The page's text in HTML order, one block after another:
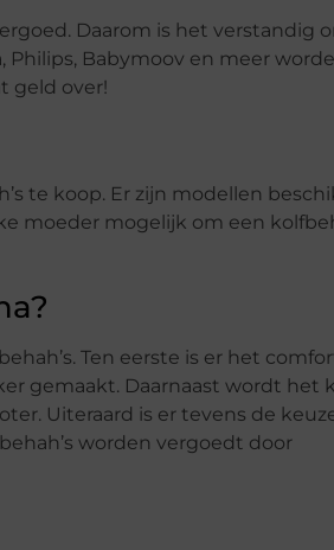
Daarom is het verstandig
Babymoov en meer
geld over!
te koop. Er zijn modellen
moeder mogelijk om een
Ten eerste is er het
gemaakt. Daarnaast wordt het
Uiteraard is er tevens de
worden vergoedt door